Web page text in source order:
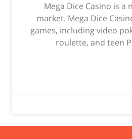
Mega Dice Casino is
market. Mega Dice
games, including video
roulette, and teen